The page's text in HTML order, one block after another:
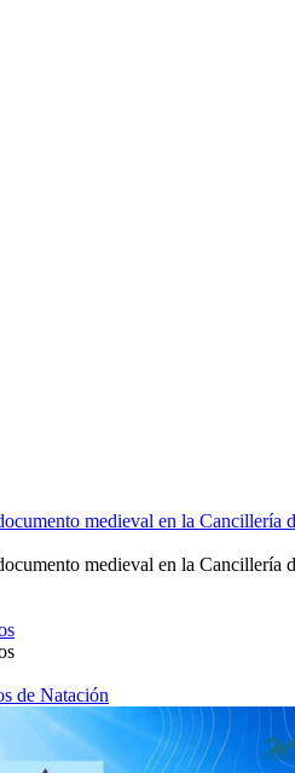
medieval en la Cancillería
medieval en la Cancillería
de Natación